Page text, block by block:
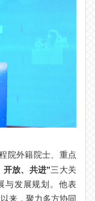
院外籍院士、重点
开放、共进”三大关
与发展规划。他表
来，聚力多方协同